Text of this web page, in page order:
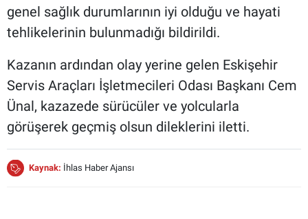
genel sağlık durumlarının iyi olduğu ve hayati
tehlikelerinin bulunmadığı bildirildi.
Kazanın ardından olay yerine gelen Eskişehir
Servis Araçları İşletmecileri Odası Başkanı Cem
Ünal, kazazede sürücüler ve yolcularla
görüşerek geçmiş olsun dileklerini iletti.
Kaynak: İhlas Haber Ajansı